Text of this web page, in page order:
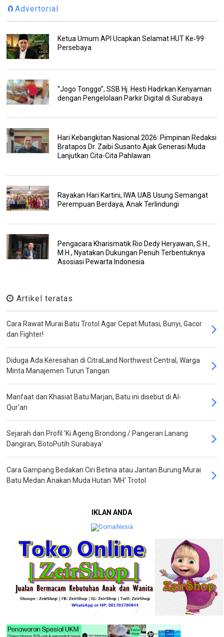
🧲Advertorial
Ketua Umum API Ucapkan Selamat HUT Ke‑99
Persebaya
“Jogo Tonggo”, SSB Hj. Hesti Hadirkan Kenyaman
dengan Pengelolaan Parkir Digital di Surabaya
Hari Kebangkitan Nasional 2026: Pimpinan Redaksi
Bratapos Dr. Zaibi Susanto Ajak Generasi Muda
Lanjutkan Cita-Cita Pahlawan
Rayakan Hari Kartini, IWA UAB Usung Semangat
Perempuan Berdaya, Anak Terlindungi
Pengacara Kharismatik Rio Dedy Heryawan, S.H.,
M.H., Nyatakan Dukungan Penuh Terbentuknya
Asosiasi Pewarta Indonesia
Artikel teratas
Cara Rawat Murai Batu Trotol Agar Cepat Mutasi, Bunyi, Gacor
dan Fighter!
Diduga Ada Keresahan di CitraLand Northwest Central, Warga
Minta Manajemen Turun Tangan
Manfaat dan Khasiat Batu Marjan, Batu ini disebut di Al-
Qur'an
Sejarah dan Profil 'Ki Ageng Brondong / Pangeran Lanang
Dangiran, BotoPutih Surabaya'
Cara Gampang Bedakan Ciri Betina atau Jantan Burung Murai
Batu Medan Anakan Muda Hutan 'MH' Trotol
IKLAN ANDA